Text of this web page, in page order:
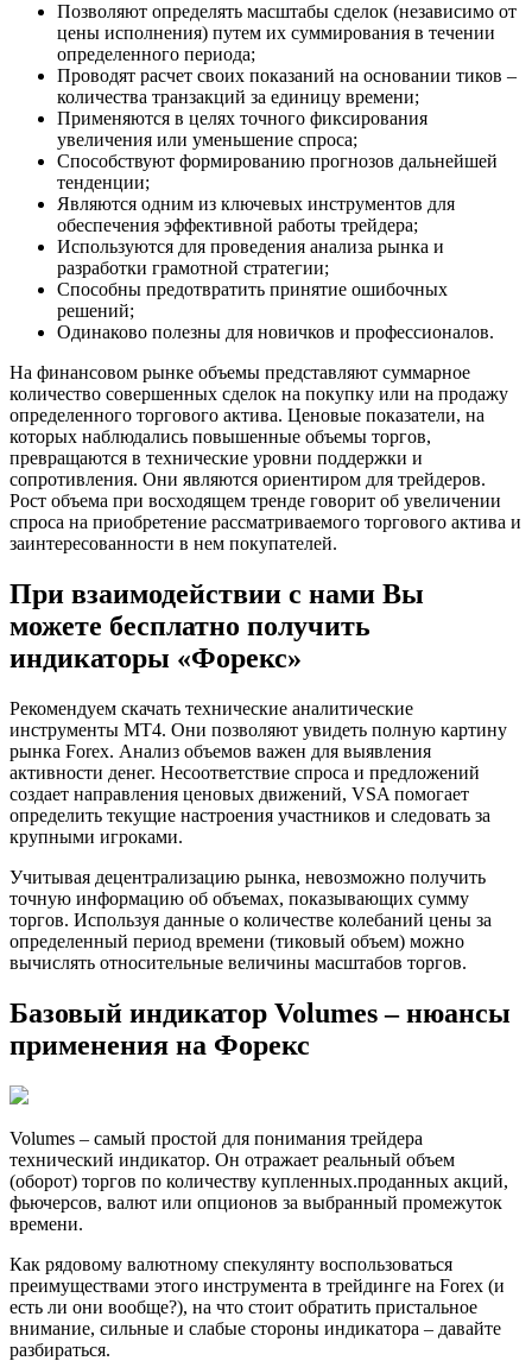
Позволяют определять масштабы сделок (независимо от
цены исполнения) путем их суммирования в течении
определенного периода;
Проводят расчет своих показаний на основании тиков –
количества транзакций за единицу времени;
Применяются в целях точного фиксирования
увеличения или уменьшение спроса;
Способствуют формированию прогнозов дальнейшей
тенденции;
Являются одним из ключевых инструментов для
обеспечения эффективной работы трейдера;
Используются для проведения анализа рынка и
разработки грамотной стратегии;
Способны предотвратить принятие ошибочных
решений;
Одинаково полезны для новичков и профессионалов.
На финансовом рынке объемы представляют суммарное
количество совершенных сделок на покупку или на продажу
определенного торгового актива. Ценовые показатели, на
которых наблюдались повышенные объемы торгов,
превращаются в технические уровни поддержки и
сопротивления. Они являются ориентиром для трейдеров.
Рост объема при восходящем тренде говорит об увеличении
спроса на приобретение рассматриваемого торгового актива и
заинтересованности в нем покупателей.
При взаимодействии с нами Вы
можете бесплатно получить
индикаторы «Форекс»
Рекомендуем скачать технические аналитические
инструменты MT4. Они позволяют увидеть полную картину
рынка Forex. Анализ объемов важен для выявления
активности денег. Несоответствие спроса и предложений
создает направления ценовых движений, VSA помогает
определить текущие настроения участников и следовать за
крупными игроками.
Учитывая децентрализацию рынка, невозможно получить
точную информацию об объемах, показывающих сумму
торгов. Используя данные о количестве колебаний цены за
определенный период времени (тиковый объем) можно
вычислять относительные величины масштабов торгов.
Базовый индикатор Volumes – нюансы
применения на Форекс
Volumes – самый простой для понимания трейдера
технический индикатор. Он отражает реальный объем
(оборот) торгов по количеству купленных.проданных акций,
фьючерсов, валют или опционов за выбранный промежуток
времени.
Как рядовому валютному спекулянту воспользоваться
преимуществами этого инструмента в трейдинге на Forex (и
есть ли они вообще?), на что стоит обратить пристальное
внимание, сильные и слабые стороны индикатора – давайте
разбираться.